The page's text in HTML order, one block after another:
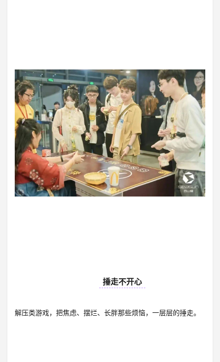
捶走不开心
解压类游戏，把焦虑、摆烂、长胖那些烦恼，一层层的捶走。